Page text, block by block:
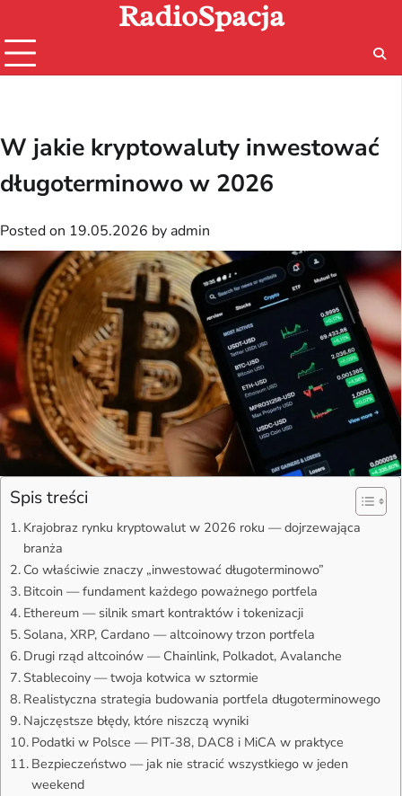
content
RadioSpacja
W jakie kryptowaluty inwestować
długoterminowo w 2026
Posted on 19.05.2026 by admin
Spis treści
Krajobraz rynku kryptowalut w 2026 roku — dojrzewająca
branża
Co właściwie znaczy „inwestować długoterminowo”
Bitcoin — fundament każdego poważnego portfela
Ethereum — silnik smart kontraktów i tokenizacji
Solana, XRP, Cardano — altcoinowy trzon portfela
Drugi rząd altcoinów — Chainlink, Polkadot, Avalanche
Stablecoiny — twoja kotwica w sztormie
Realistyczna strategia budowania portfela długoterminowego
Najczęstsze błędy, które niszczą wyniki
Podatki w Polsce — PIT-38, DAC8 i MiCA w praktyce
Bezpieczeństwo — jak nie stracić wszystkiego w jeden
weekend